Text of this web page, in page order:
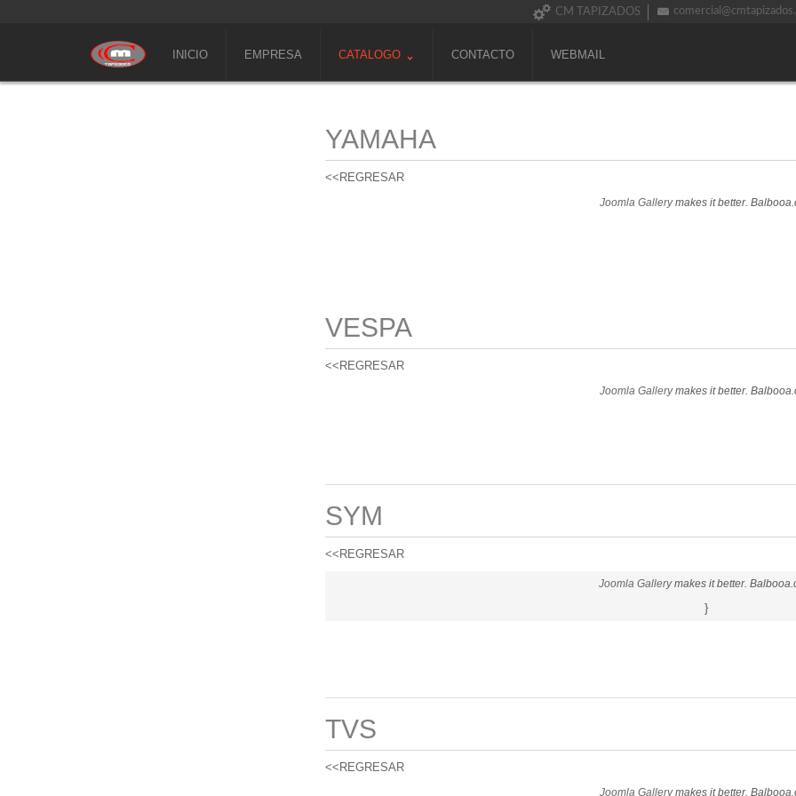
CM TAPIZADOS
INICIO EMPRESA CATALOGO CONTACTO WEBMAIL
YAMAHA
<<REGRESAR
Joomla Gallerymakes it better.
VESPA
<<REGRESAR
Joomla Gallerymakes it better.
SYM
<<REGRESAR
Joomla Gallerymakes it better.
}
TVS
<<REGRESAR
Joomla Gallerymakes it better.